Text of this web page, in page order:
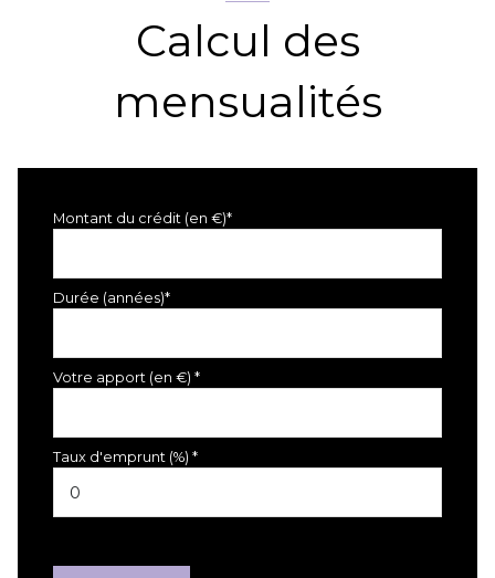
Calcul des
mensualités
Montant du crédit (en €)*
Durée (années)*
Votre apport (en €) *
Taux d'emprunt (%) *